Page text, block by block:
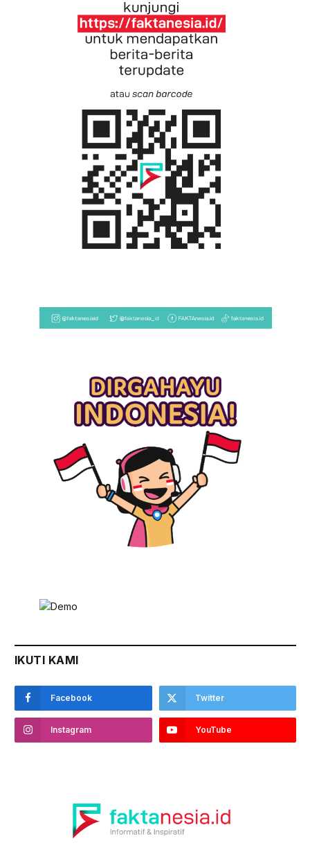
IKUTI KAMI
Facebook Twitter
Instagram YouTube